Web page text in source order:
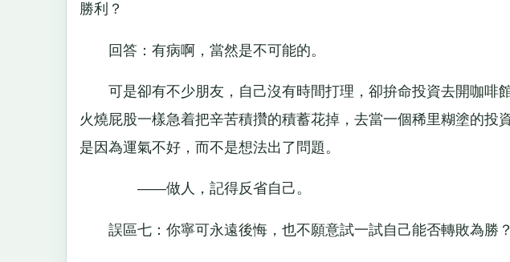
勝利？
回答：有病啊，當然是不可能的。
可是卻有不少朋友，自己沒有時間打理，卻拚命投資去開咖啡
火燒屁股一樣急着把辛苦積攢的積蓄花掉，去當一個稀里糊塗的投
是因為運氣不好，而不是想法出了問題。
——做人，記得反省自己。
誤區七：你寧可永遠後悔，也不願意試一試自己能否轉敗為勝？